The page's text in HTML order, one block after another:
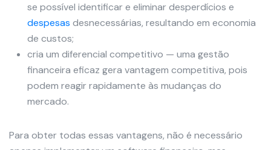
se possível identificar e eliminar desperdícios e
despesas desnecessárias, resultando em economia
de custos;
cria um diferencial competitivo — uma gestão
financeira eficaz gera vantagem competitiva, pois
podem reagir rapidamente às mudanças do
mercado.
Para obter todas essas vantagens, não é necessário